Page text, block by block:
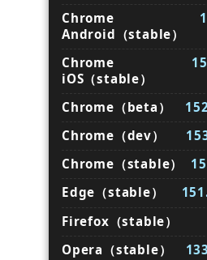
Chrome
Android（stable）
Chrome
iOS（stable）
Chrome（beta）
Chrome（dev）
Chrome（stable）
Edge（stable）
Firefox（stable）
Opera（stable）